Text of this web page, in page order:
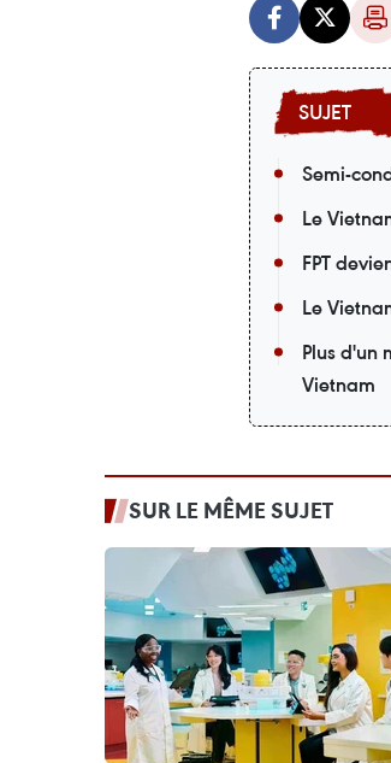
Semi-
Le
FPT
Le
Plus d'un
Vietnam
SUR LE MÊME SUJET